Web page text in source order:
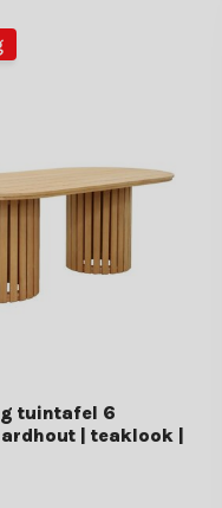
tuintafel 6
| teaklook |